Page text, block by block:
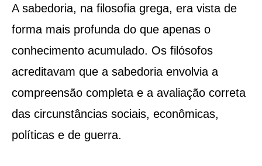
A sabedoria, na filosofia grega, era vista de
forma mais profunda do que apenas o
conhecimento acumulado. Os filósofos
acreditavam que a sabedoria envolvia a
compreensão completa e a avaliação correta
das circunstâncias sociais, econômicas,
políticas e de guerra.